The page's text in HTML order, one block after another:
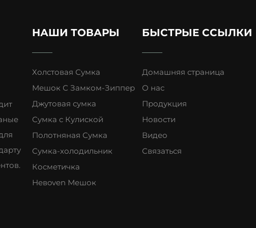
для путешествий, сочетающий в себе
одежды и снаряжения на выходные или
Маленькая джутовая сумка-тоут станет отличной
вещи в полёте. Во время поездки джутовую сумку
можно сложить в компактный размер, чтобы она
износ во время путешествий — от
и приключения
джута — это надежный и практичный аксессуар. Рюкзак
НАШИ ТОВАРЫ
Холстовая Сумка
Мешок С Замком-Зиппер
Джутовая сумка
Сумка с Кулиской
Полотняная Сумка
Сумка-холодильник
Косметичка
Невoven Мешок
БЫСТРЫЕ ССЫЛКИ
Домашняя страница
О нас
Продукция
Новости
Видео
Связаться